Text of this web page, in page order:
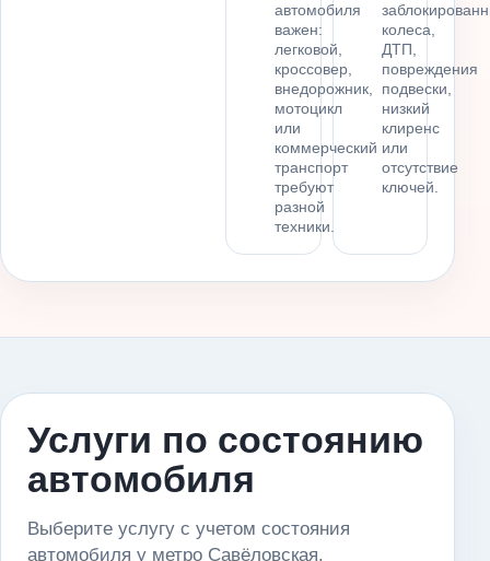
автомобиля
важен:
легковой,
кроссовер,
внедорожник,
мотоцикл
или
коммерческий
транспорт
требуют
разной
техники.
колеса,
ДТП,
повреждения
подвески,
низкий
клиренс
или
отсутствие
ключей.
Услуги по состоянию
автомобиля
Выберите услугу с учетом состояния
автомобиля у метро Савёловская.